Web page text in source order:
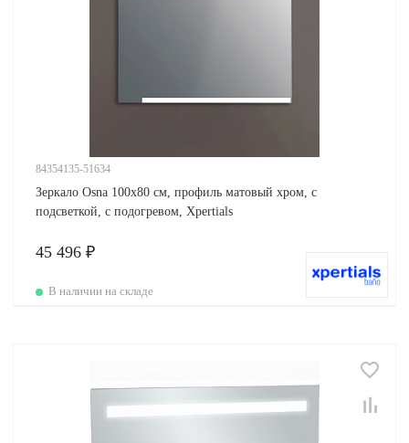
84354135-51634
Зеркало Osna 100х80 см, профиль матовый хром, с
подсветкой, с подогревом, Xpertials
45 496 ₽
В наличии на складе